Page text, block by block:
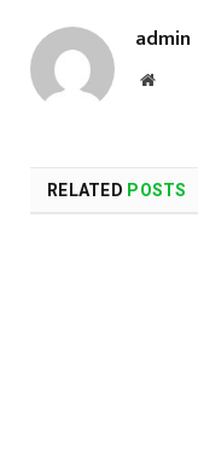
admin
Website
RELATED POSTS